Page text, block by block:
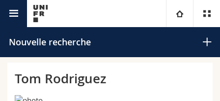
Université
Campus
Vous êtes
Nouvelle recherche
Tom Rodriguez